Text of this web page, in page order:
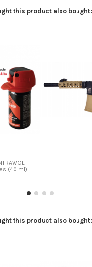
this product also bought:
(40 ml)
this product also bought: